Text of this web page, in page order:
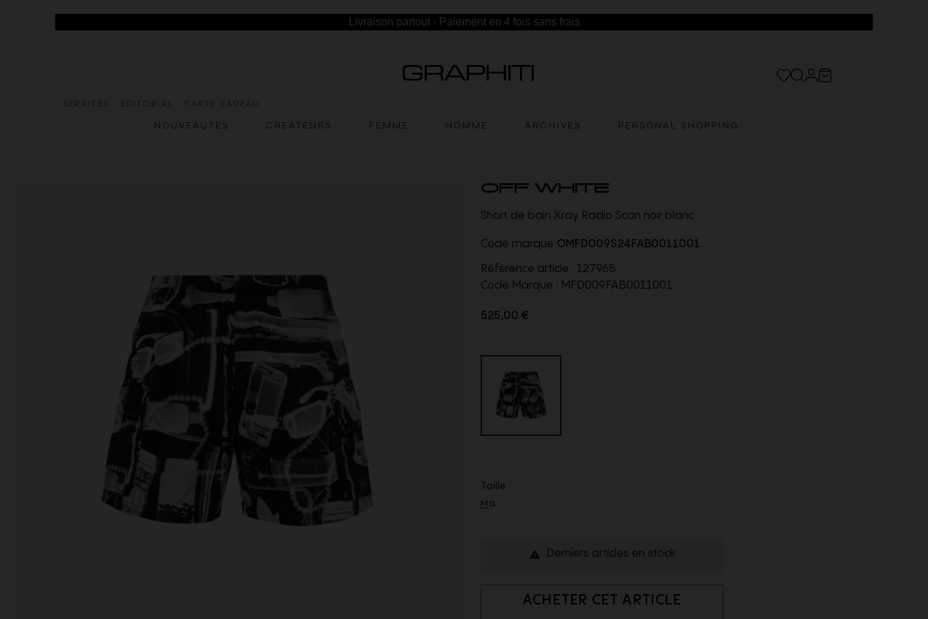
Livraison partout - Paiement en 4 fois sans frais
SERVICES EDITORIAL CARTE CADEAU
NOUVEAUTES CREATEURS FEMME HOMME ARCHIVES PERSONAL SHOPPING
OFF WHITE
Short de bain Xray Radio Scan noir blanc
Code marque OMFD009S24FAB0011001
Référence article : 127965
Code Marque : MFD009FAB0011001
525,00 €
Taille :
MS
 Derniers articles en stock
ACHETER CET ARTICLE